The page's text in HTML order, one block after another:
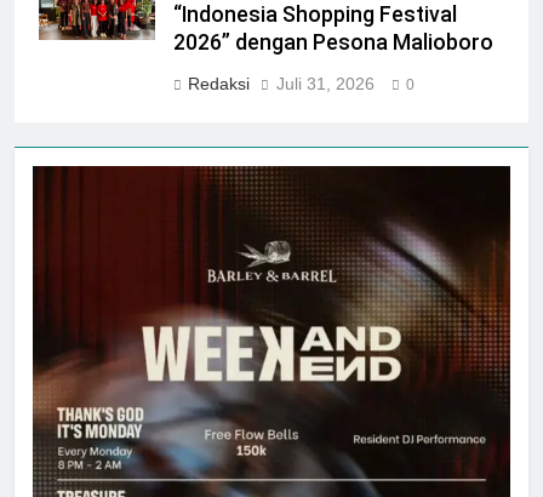
“Indonesia Shopping Festival
2026” dengan Pesona Malioboro
Redaksi Juli 31, 2026 0